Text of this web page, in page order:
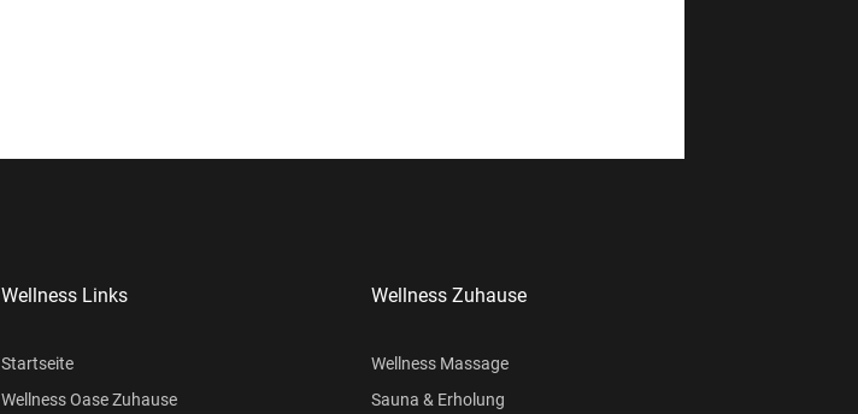
Wellness Links
Startseite
Wellness Oase Zuhause
Wellness Zuhause
Wellness Massage
Sauna & Erholung